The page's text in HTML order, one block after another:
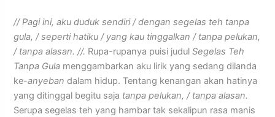
// Pagi ini, aku duduk sendiri / dengan segelas teh tanpa
gula, / seperti hatiku / yang kau tinggalkan / tanpa pelukan,
/ tanpa alasan. //. Rupa-rupanya puisi judulSegelas Teh
Tanpa Gula menggambarkan aku lirik yang sedang dilanda
ke-anyeban dalam hidup. Tentang kenangan akan hatinya
yang ditinggal begitu saja tanpa pelukan, / tanpa alasan.
Serupa segelas teh yang hambar tak sekalipun rasa manis